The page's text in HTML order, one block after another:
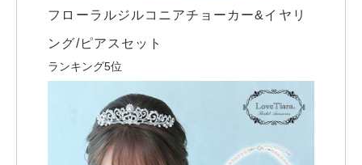
フローラルジルコニアチョーカー&イヤリ
ング/ピアスセット
ランキング5位